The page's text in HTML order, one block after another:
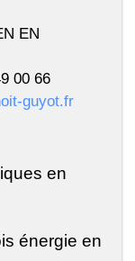
EN
00 66
guyot.fr
en
énergie en